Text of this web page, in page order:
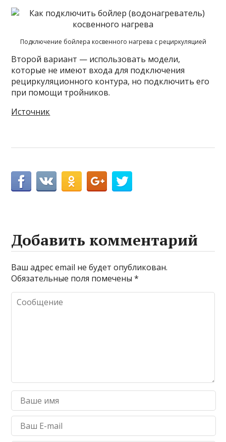
Подключение бойлера косвенного нагрева с рециркуляцией
Второй вариант — использовать модели,
которые не имеют входа для подключения
рециркуляционного контура, но подключить его
при помощи тройников.
Источник
Добавить комментарий
Ваш адрес email не будет опубликован.
Обязательные поля помечены*